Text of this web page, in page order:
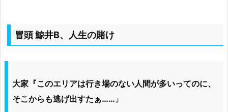
冒頭 鯨井B、人生の賭け
大家『このエリアは行き場のない人間が多いってのに、
そこからも逃げ出すたぁ…… 』